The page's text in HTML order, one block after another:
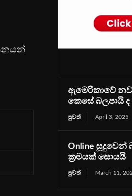
ඇමෙරිකාවේ නව
කෙසේ බලපායි ද
පුවත් April 3, 2025
Online
ක්‍රමයක් සොයයි
පුවත් March 11,